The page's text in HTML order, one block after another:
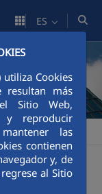
utiliza Cookies
resultan más
Sitio Web,
y reproducir
las
contienen
y, de
al Sitio
ES
>2014